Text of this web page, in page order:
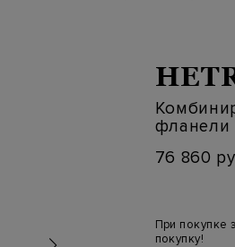
фланели
76 860
При покупке
покупку!